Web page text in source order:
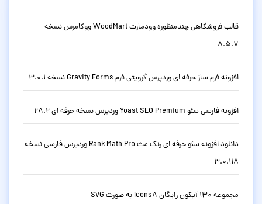
قالب فروشگاهی چندمنظوره وودمارت WoodMart ووکامرس نسخه
8.5.7
افزونه فرم ساز حرفه ای وردپرس گرویتی فرم Gravity Forms نسخه 3.0.1
افزونه فارسی سئو Yoast SEO Premium وردپرس نسخه حرفه ای 28.2
دانلود افزونه سئو حرفه ای رنک مث Rank Math Pro وردپرس فارسی نسخه
3.0.118
مجموعه 130 آیکون رایگان Icons8 به صورت SVG